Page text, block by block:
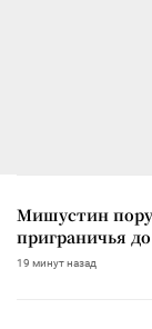
Мишустин
приграничья
19 минут назад